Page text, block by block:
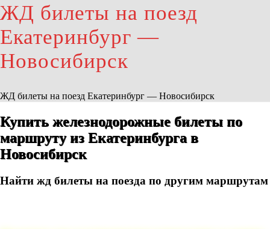
ЖД билеты на поезд
Екатеринбург —
Новосибирск
ЖД билеты на поезд Екатеринбург — Новосибирск
Купить железнодорожные билеты по
маршруту из Екатеринбурга в
Новосибирск
Найти жд билеты на поезда по другим маршрутам